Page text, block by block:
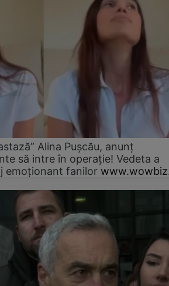
Alina Pușcău, anunț
să intre în operație! Vedeta a
emoționant fanilor